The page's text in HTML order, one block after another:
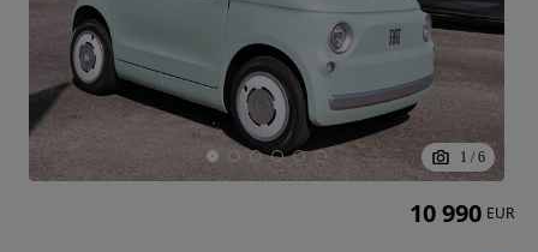
1 / 6
10 990 EUR